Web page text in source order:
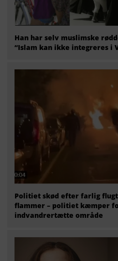
Han har selv muslimske
“Islam kan ikke integreres i
Politiet skød efter farlig
flammer – politiet kæmper
indvandrertætte område